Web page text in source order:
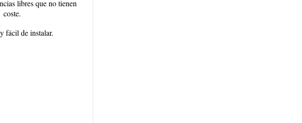
libres que no tienen
coste.
fácil de instalar.